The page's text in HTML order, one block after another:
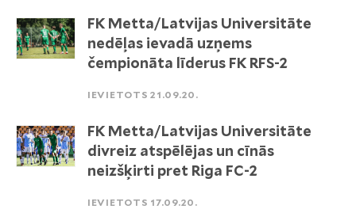
FK Metta/Latvijas Universitāte
nedēļas ievadā uzņems
čempionāta līderus FK RFS-2
IEVIETOTS 21.09.20.
FK Metta/Latvijas Universitāte
divreiz atspēlējas un cīnās
neizšķirti pret Riga FC-2
IEVIETOTS 17.09.20.